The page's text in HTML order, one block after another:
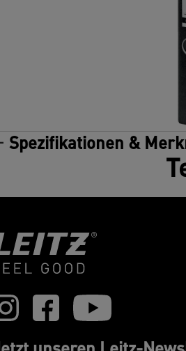
Spezifikationen &